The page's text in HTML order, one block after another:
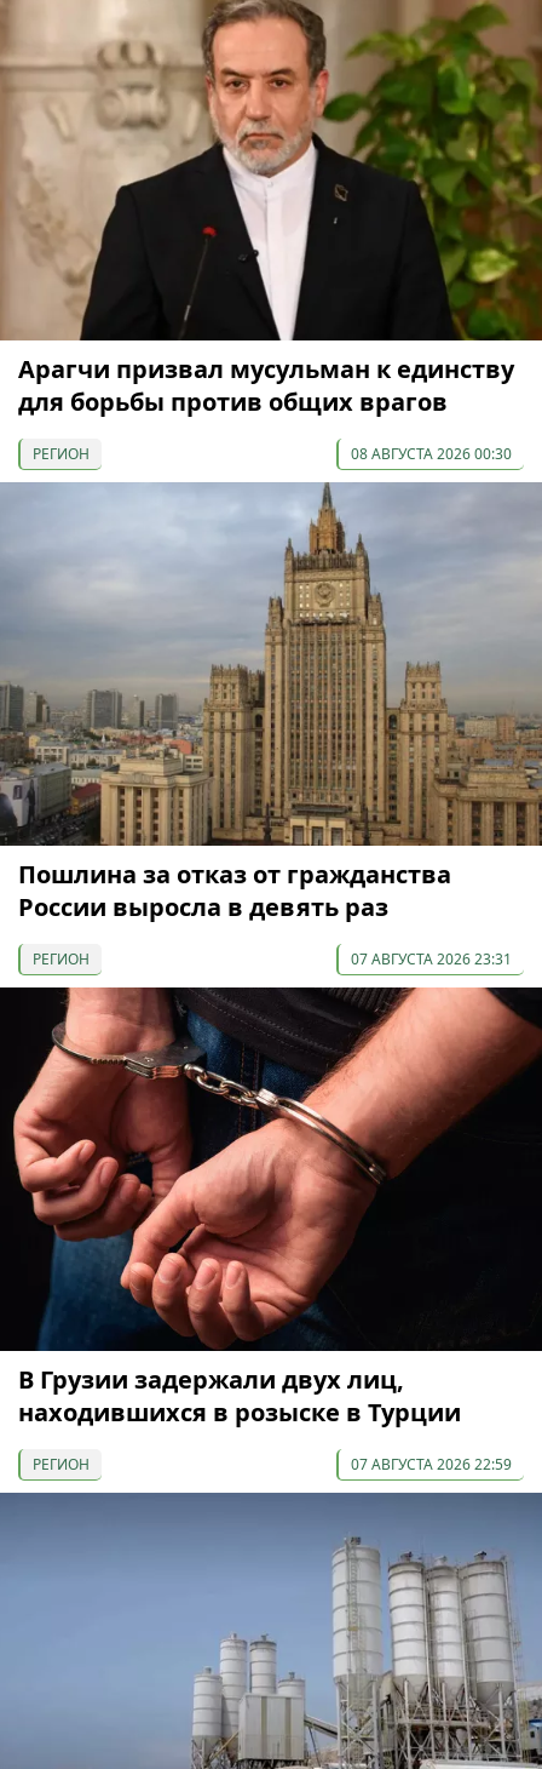
Арагчи призвал мусульман к единству
для борьбы против общих врагов
РЕГИОН 08 АВГУСТА 2026 00:30
Пошлина за отказ от гражданства
России выросла в девять раз
РЕГИОН 07 АВГУСТА 2026 23:31
В Грузии задержали двух лиц,
находившихся в розыске в Турции
РЕГИОН 07 АВГУСТА 2026 22:59